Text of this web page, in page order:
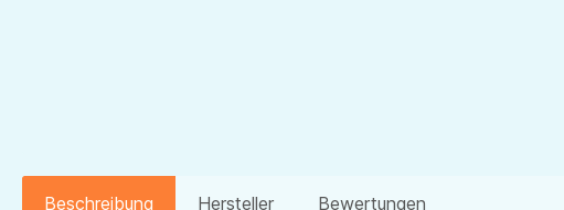
Beschreibung Hersteller Bewertungen